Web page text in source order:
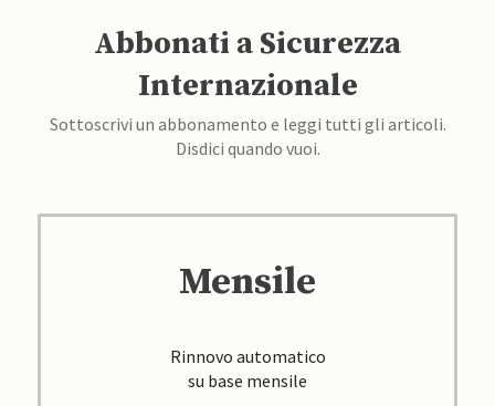
Abbonati a Sicurezza
Internazionale
Sottoscrivi un abbonamento e leggi tutti gli articoli.
Disdici quando vuoi.
Mensile
Rinnovo automatico
su base mensile